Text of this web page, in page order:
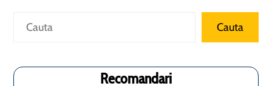
Caută Cauta
Recomandari